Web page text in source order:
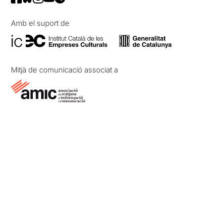
Amb el suport de
Mitjà de comunicació associat a